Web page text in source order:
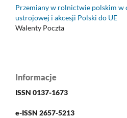
Przemiany w rolnictwie polskim w
ustrojowej i akcesji Polski do UE
Walenty Poczta
Informacje
ISSN 0137-1673
e-ISSN 2657-5213